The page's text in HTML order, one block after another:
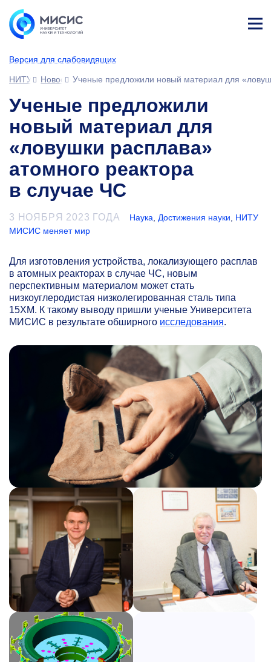
Версия для слабовидящих
ине
НИТУ МИСИС
НовостиУченые предложили новый материал для
Ученые предложили
новый материал для
«ловушки расплава»
атомного реактора
в случае ЧС
3 НОЯБРЯ 2023 ГОДА Наука Достижения науки
НИТУ
МИСИС меняет мир
Для изготовления устройства, локализующего расплав
в атомных реакторах в случае ЧС, новым
перспективным материалом может стать
низкоуглеродистая низколегированная сталь типа
15ХМ. К такому выводу пришли ученые Университета
МИСИС в результате обширного исследования.